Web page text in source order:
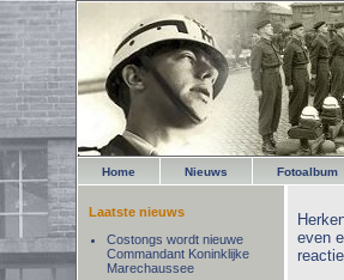
Home Nieuws Fotoalbum
even
Laatste nieuws
Costongs wordt nieuwe
Commandant Koninklijke
Marechaussee